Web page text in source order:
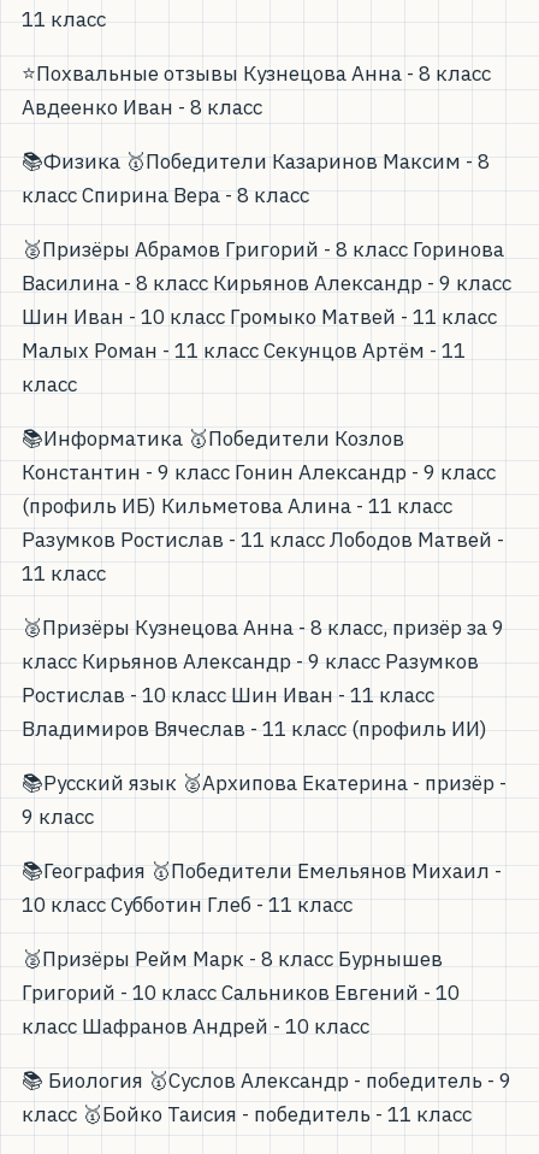
11 класс
⭐Похвальные отзывы Кузнецова Анна - 8 класс
Авдеенко Иван - 8 класс
📚Физика 🥇Победители Казаринов Максим - 8
класс Спирина Вера - 8 класс
🥈Призёры Абрамов Григорий - 8 класс Горинова
Василина - 8 класс Кирьянов Александр - 9 класс
Шин Иван - 10 класс Громыко Матвей - 11 класс
Малых Роман - 11 класс Секунцов Артём - 11
класс
📚Информатика 🥇Победители Козлов
Константин - 9 класс Гонин Александр - 9 класс
(профиль ИБ) Кильметова Алина - 11 класс
Разумков Ростислав - 11 класс Лободов Матвей -
11 класс
🥈Призёры Кузнецова Анна - 8 класс, призёр за 9
класс Кирьянов Александр - 9 класс Разумков
Ростислав - 10 класс Шин Иван - 11 класс
Владимиров Вячеслав - 11 класс (профиль ИИ)
📚Русский язык 🥈Архипова Екатерина - призёр -
9 класс
📚География 🥇Победители Емельянов Михаил -
10 класс Субботин Глеб - 11 класс
🥈Призёры Рейм Марк - 8 класс Бурнышев
Григорий - 10 класс Сальников Евгений - 10
класс Шафранов Андрей - 10 класс
📚 Биология 🥇Суслов Александр - победитель - 9
класс 🥇Бойко Таисия - победитель - 11 класс